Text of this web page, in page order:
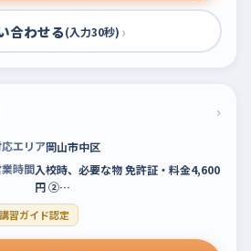
合わせる(入力30秒) ›
›
エリア岡山市中区
業時間入校時、必要な物 免許証・料金4,600
円 ②…
講習ガイド認定